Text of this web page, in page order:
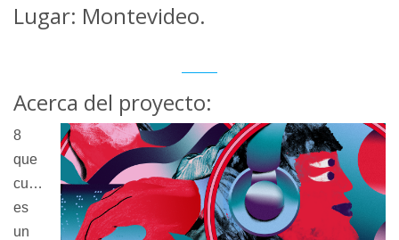
Lugar: Montevideo.
Acerca del proyecto:
8
que
cuentan
es
un